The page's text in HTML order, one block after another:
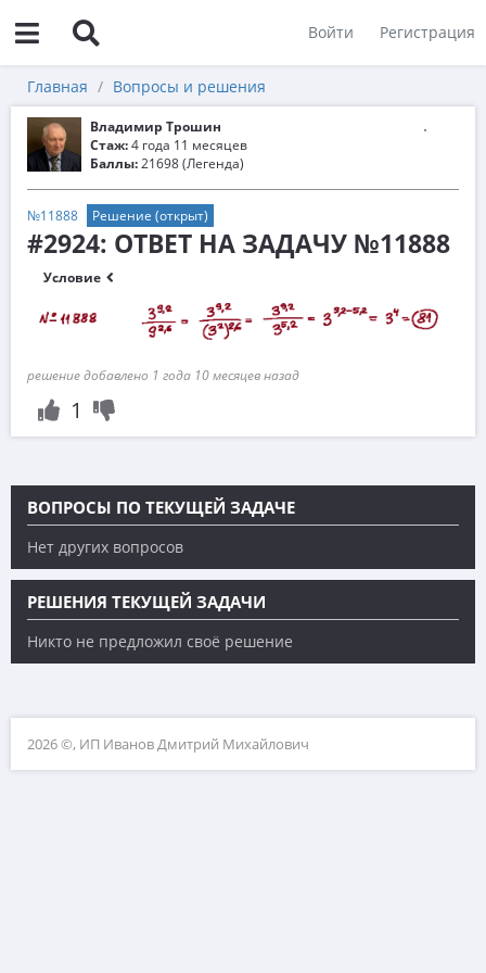
Войти Регистрация
Главная Вопросы и решения
Владимир Трошин
Стаж:4 года 11 месяцев
Баллы:21698 (Легенда)
№11888 Решение (открыт)
#2924: ОТВЕТ НА ЗАДАЧУ №11888
Условие
решение добавлено 1 года 10 месяцев назад
1
ВОПРОСЫ ПО ТЕКУЩЕЙ ЗАДАЧЕ
Нет других вопросов
РЕШЕНИЯ ТЕКУЩЕЙ ЗАДАЧИ
Никто не предложил своё решение
2026 ©, ИП Иванов Дмитрий Михайлович